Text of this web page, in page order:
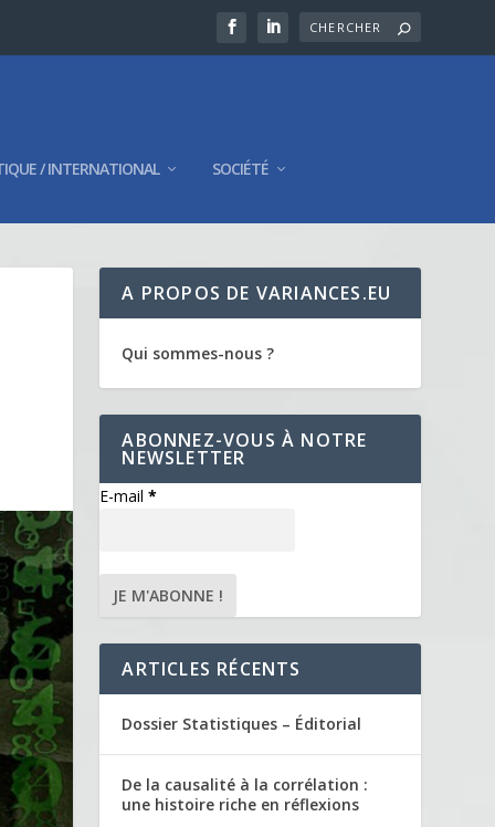
/ INTERNATIONAL SOCIÉTÉ
A PROPOS DE VARIANCES.EU
Qui sommes-nous ?
ABONNEZ-VOUS À NOTRE
NEWSLETTER
E-mail*
ARTICLES RÉCENTS
Dossier Statistiques – Éditorial
De la causalité à la corrélation :
une histoire riche en réflexions